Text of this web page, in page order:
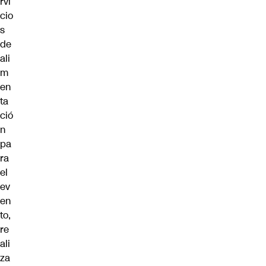
cio
s
de
ali
m
en
ta
ció
n
pa
ra
el
ev
en
to,
re
ali
za